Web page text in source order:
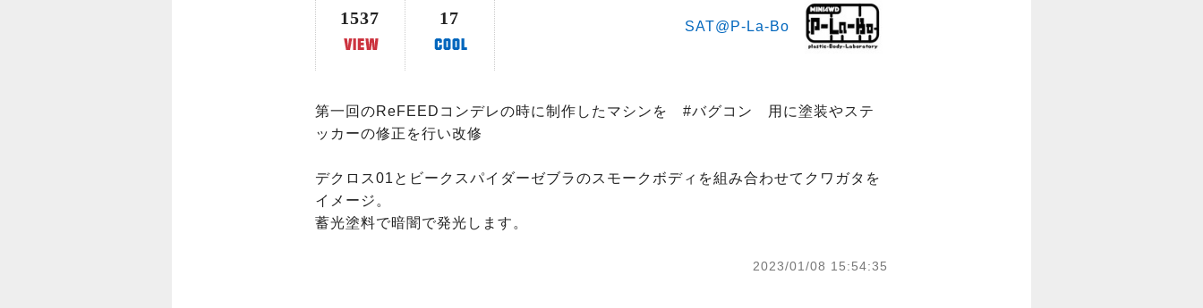
1537 17 SAT@P-La-Bo
第一回のReFEEDコンデレの時に制作したマシンを　#バグコン　用に塗装やステ
ッカーの修正を行い改修
デクロス01とビークスパイダーゼブラのスモークボディを組み合わせてクワガタを
イメージ。
蓄光塗料で暗闇で発光します。
2023/01/08 15:54:35